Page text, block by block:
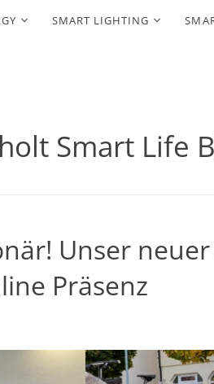
SMART LIGHTING
Smart Life
Unser
Präsenz